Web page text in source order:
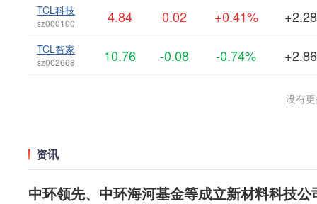
TCL科技
sz000100 4.84 0.02 +0.41%
TCL智家
sz002668 10.76 -0.08 -0.74%
没有
资讯
中环领先、中环海河基金等成立新材料科技公